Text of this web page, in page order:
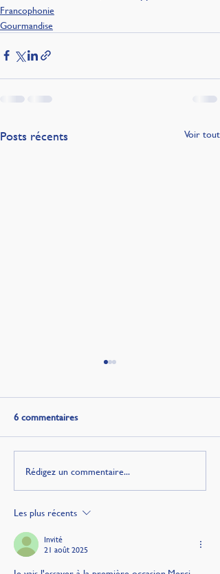
Francophonie
Gourmandise
Posts récents Voir tout
Quand la Turquie vit à
l’écran
6 commentaires
Rédigez un commentaire...
Les plus récents
Invité
21 août 2025